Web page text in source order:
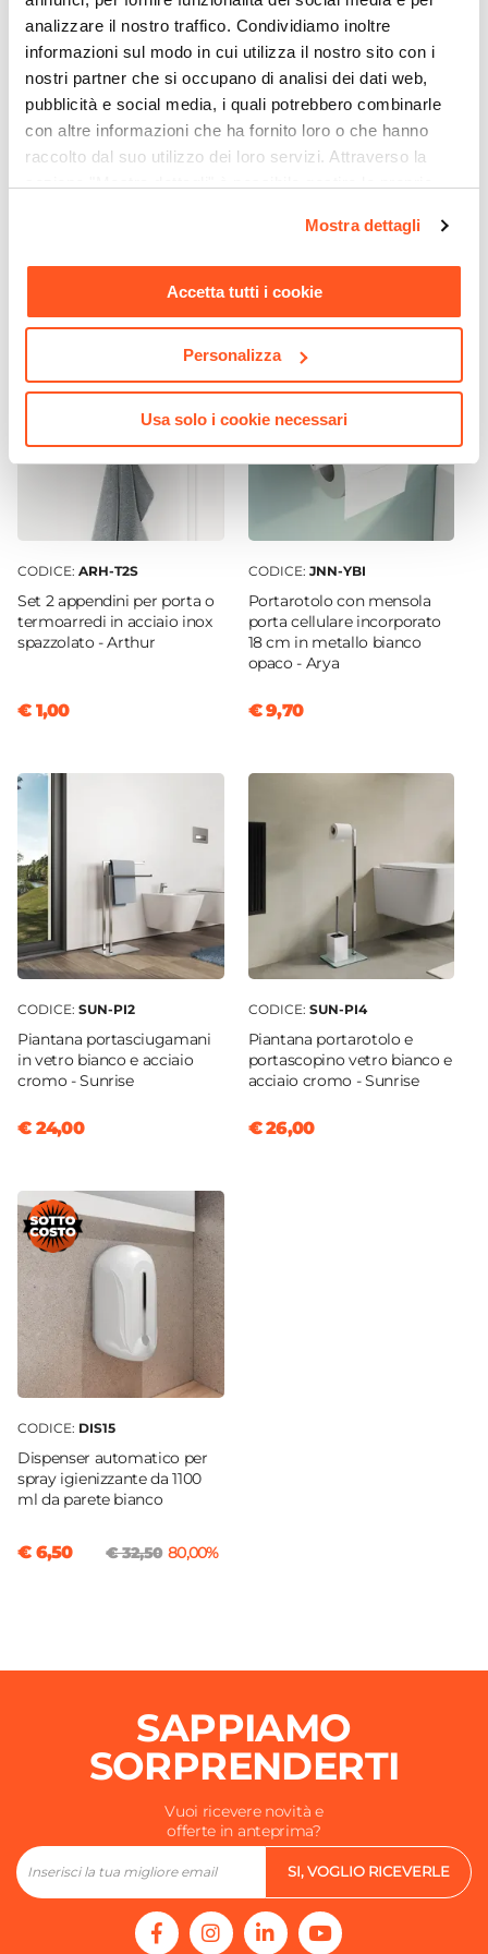
analizzare il nostro traffico. Condividiamo inoltre
informazioni sul modo in cui utilizza il nostro sito con i
nostri partner che si occupano di analisi dei dati web,
pubblicità e social media, i quali potrebbero combinarle
con altre informazioni che ha fornito loro o che hanno
raccolto dal suo utilizzo dei loro servizi. Attraverso la
momento. Per maggiori informazioni si invita a leggere la
Mostra dettagli
Accetta tutti i cookie
Personalizza
Usa solo i cookie necessari
230 V
Temperatura
6000 K
Protezione
IP 44
Materiale
Vetro
CODICE:NIL79-M
€ 291,99
CODICE:PVT-BI1
€ 10,50
CODICE: ARH-T2S
Set 2 appendini per porta o
termoarredi in acciaio inox
spazzolato - Arthur
€ 1,00
CODICE: JNN-YBI
Portarotolo con mensola
porta cellulare incorporato
18 cm in metallo bianco
opaco - Arya
€ 9,70
CODICE: SUN-PI2
Piantana portasciugamani
in vetro bianco e acciaio
cromo - Sunrise
€ 24,00
CODICE: SUN-PI4
Piantana portarotolo e
portascopino vetro bianco e
acciaio cromo - Sunrise
€ 26,00
CODICE: DIS15
Dispenser automatico per
spray igienizzante da 1100
ml da parete bianco
€ 6,50 € 32,50 80,00%
SAPPIAMO
SORPRENDERTI
Vuoi ricevere novità e
offerte in anteprima?
SI, VOGLIO RICEVERLE